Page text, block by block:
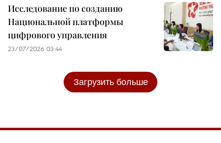
Исследование по созданию
Национальной платформы
цифрового управления
23/07/2026 03:44
Загрузить больше